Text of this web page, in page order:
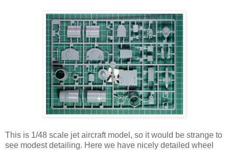
This is 1/48 scale jet aircraft model, so it would be strange to
see modest detailing. Here we have nicely detailed wheel